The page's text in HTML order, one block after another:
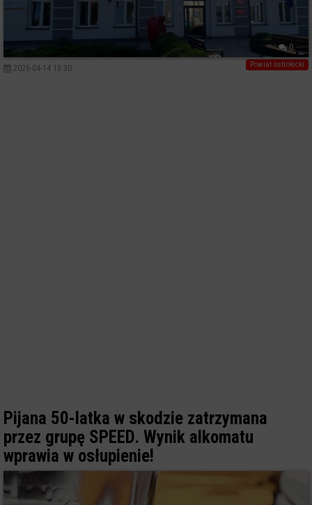
0
Powiat ostrołecki
2026-04-14 13:30
Pijana 50-latka w skodzie zatrzymana
przez grupę SPEED. Wynik alkomatu
wprawia w osłupienie!